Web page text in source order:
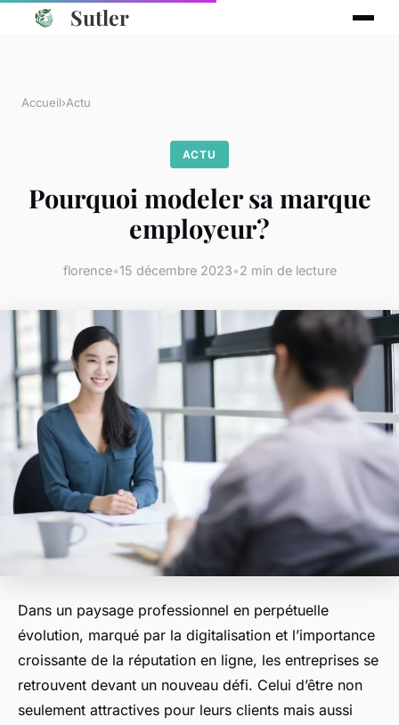
Sutler
Accueil›Actu
ACTU
Pourquoi modeler sa marque
employeur?
florence•15 décembre 2023•2 min de lecture
Dans un paysage professionnel en perpétuelle
évolution, marqué par la digitalisation et l’importance
croissante de la réputation en ligne, les entreprises se
retrouvent devant un nouveau défi. Celui d’être non
seulement attractives pour leurs clients mais aussi